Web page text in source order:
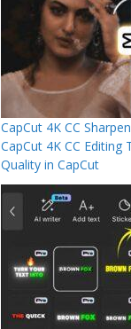
CapCut 4K CC
CapCut 4K CC
Quality in CapCut